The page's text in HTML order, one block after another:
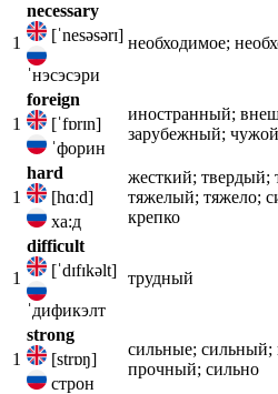
1
necessary
[ˈnesəsərɪ]
ˈнэсэсэри
необходимое;
1
foreign
[ˈfɒrɪn]
ˈфорин
иностранный;
зарубежный; чужой
1
hard
[hɑːd]
ха:д
жесткий; твердый;
тяжелый; тяжело;
крепко
1
difficult
[ˈdɪfɪkəlt]
ˈдификэлт
трудный
1
strong
[strɒŋ]
строн
сильные; сильный;
прочный; сильно